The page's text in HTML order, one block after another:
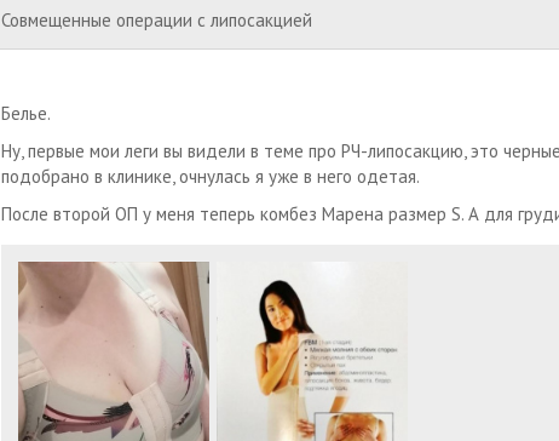
Совмещенные операции с липосакцией
Белье.
Ну, первые мои леги вы видели в теме про РЧ-липосакцию, это
подобрано в клинике, очнулась я уже в него одетая.
После второй ОП у меня теперь комбез Марена размер S. А для